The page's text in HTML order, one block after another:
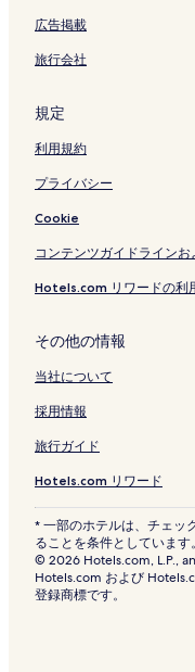
広告掲載
旅行会社
規定
利用規約
プライバシー
Cookie
コンテンツガイドライン
Hotels.com リワードの利
その他の情報
当社について
採用情報
旅行ガイド
Hotels.com リワード
* 一部のホテルは、チェッ
ることを条件としています
© 2026 Hotels.com, L.P.,
Hotels.com および
登録商標です。